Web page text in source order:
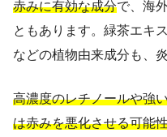
赤みに有効な成分で、海
ともあります。緑茶エキ
などの植物由来成分も、
高濃度のレチノールや強
は赤みを悪化させる可能